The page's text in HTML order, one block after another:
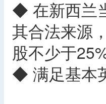
◆ 在新西兰
其合法来源
股不少于
◆ 满足基本